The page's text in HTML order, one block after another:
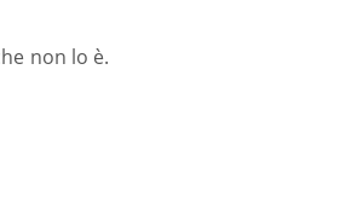
non lo è.